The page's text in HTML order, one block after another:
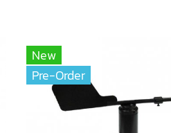
New
Pre-Order